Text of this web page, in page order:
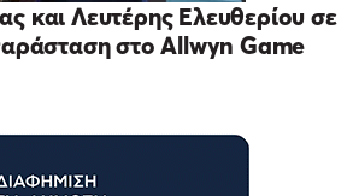
και Λευτέρης Ελευθερίου σε
στο Allwyn Game